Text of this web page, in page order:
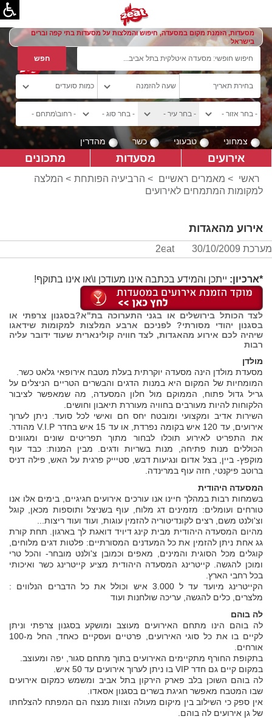
מסעדות, הזמנת מקום במסעדה, חיפוש והמלצות על מסעדות בתי קפה וברים
בישראל
צמחוני טבעוני כשר מהדרין
אירועים מסעדות מתכונים
ראשי > מאמרים ראשיים > הרביעיה הפותחת > המלצה
למקומות המתמחים לאירועים
אירוע מהאגדות
מערכת 2eat 30/10/2009
*ארכיון: ייתכן והמידע בכתבה אינו מעודכן ו\או אינו בתוקף!
לצד הכותל בירושלים או בגני התערוכה בת"א?בסגנון צרפתי או
בסגנון יהודי מסורתי? לפניכם ארבע המלצות למקומות שידאגו
שיהיה לכם אירוע מהאגדות, לצד חוויה קולינארית שעוד ידובר עליה
רבות
מולדן
מסעדת מולדן הינה מסעדה יוקרתית בעלת מטבח אירופאי גלאט כשר.
המומחיות של המקום היא במנות הדגים והבשרים הטריים הניצלים על
גריל גדול פתוח, הממוקם מול חלון המסעדה, מה שמאפשר לציבור
הלקוחות להיות מעורבים בחוויה מעוררת תיאבון וחושים.
השירות אדיב ומקצועי ומובטח יחס חם ואישי לכל סועד. ניתן לערוך
אירועים, עד 120 איש בקומה נפרדת, או עד 15 איש בחדר V.I.P מהודר.
את התפריט לאירוע תוכלו לבחור מתוך תפריטים שונים ומגוונים
הכוללים מנות פתיחה, מנות בשריות ודגים. מבין המנות: כבד עוף
מוקפץ- ביין, בצל אדום ונגיעות דבש, סטיייק פרגית על האש, פילה דניס
ברוטב פיקנטי, חזה עוף במרינדה.
המסעדה היהודית
בשמחות רבות במהלך חיינו אנו עורכים אירועים חגיגיים, בימים אלו אנו
טורחים ועומלים: מזמינים דג מלוח, עוף בשניצל ותוספות מכאן, קוגל
וצ'ולנט משם, רצים לקונדיטוריה להזמין עוגות, ועוד ועוד ריצות...
מהיום המסעדה היהודית מבית קינג דיויד דואגת לך בארגון. תחת קורת
גג אחת ניתן להזמין את כל המעדנים המסורתיים: פלטות דגים מלוחים,
קוגלים מכל הסוגית והמינים, מאפים וכמובן צ'ולנט מובחר- והכל טרי
ומוכן להגשה. קייטרינג המסעדה היהודית מציע קייטרינג כשר ואיכותי
בכל רחבי הארץ.
הקייטרינג מיועד עד ל 3.000 איש וכולל את כל הדברים הנלווים :
מלצרים, כלים להגשה, עריכה שולחנות ועוד
לה בוהם
לה בוהם הינו מתחם האירועים מעוצב ומושקע בסגנון צרפתי וניתן
לקיים בו את כל סוגי האירועים, פרטיים ועסקיים כאחד, החל מ-100
אורחים.
בתקופת החורף מתקיימים האירועים בתוך מתחם סגור, יפה ומעוצב.
במקום קיים גם חדר VIP בו ניתן לערוך אירועים עד 50 איש.
לה בוהם השוכן בלב פארק הירקון בתל אביב ומשמש כמקום אירועים
שבו המטבח מאפשר חגיגת בשרים בסגנון אסאדו.
אין ספק כי השילוב בין מיקום מעולה וצוות מנצח הם המפתח להצלחתו
של גן אירועים לה בוהם.